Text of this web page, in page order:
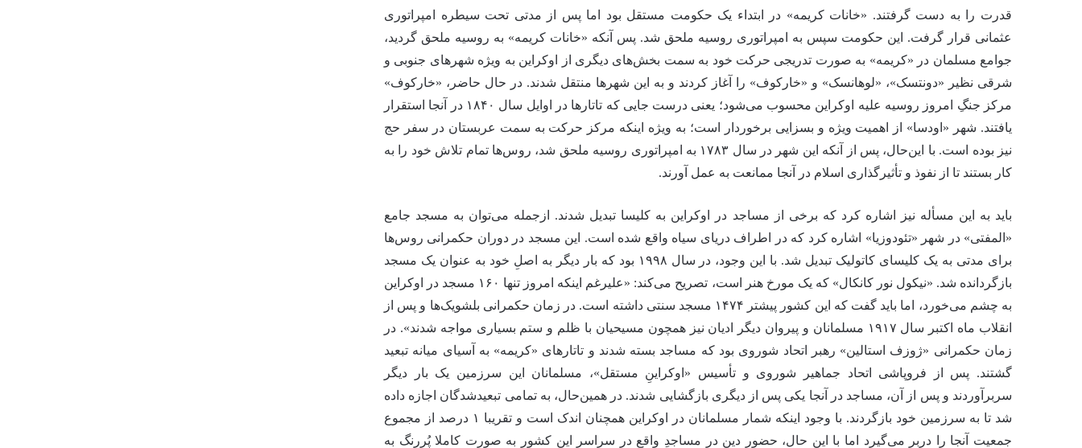
قدرت را به دست گرفتند. «خانات کریمه» در ابتداء یک حکومت مستقل بود اما پس از مدتی تحت سیطره امپراتوری
عثمانی قرار گرفت. این حکومت سپس به امپراتوری روسیه ملحق شد. پس آنکه «خانات کریمه» به روسیه ملحق گردید،
جوامع مسلمان در «کریمه» به صورت تدریجی حرکت خود به سمت بخش‌های دیگری از اوکراین به ویژه شهرهای جنوبی و
شرقی نظیر «دونتسک»، «لوهانسک» و «خارکوف» را آغاز کردند و به این شهرها منتقل شدند. در حال حاضر، «خارکوف»
مرکز جنگِ امروز روسیه علیه اوکراین محسوب می‌شود؛ یعنی درست جایی که تاتارها در اوایل سال ۱۸۴۰ در آنجا استقرار
یافتند. شهر «اودسا» از اهمیت ویژه‌ و بسزایی برخوردار است؛ به ویژه اینکه مرکز حرکت به سمت عربستان در سفر حج
نیز بوده است. با این‌حال، پس از آنکه این شهر در سال ۱۷۸۳ به امپراتوری روسیه ملحق شد، روس‌ها تمام تلاش خود را به
کار بستند تا از نفوذ و تأثیرگذاری اسلام در آنجا ممانعت به عمل آورند.
باید به این مسأله نیز اشاره کرد که برخی از مساجد در اوکراین به کلیسا تبدیل شدند. ازجمله می‌توان به مسجد جامع
«المفتی» در شهر «تئودوزیا» اشاره کرد که در اطراف دریای سیاه واقع شده است. این مسجد در دوران حکمرانی روس‌ها
برای مدتی به یک کلیسای کاتولیک تبدیل شد. با این وجود، در سال ۱۹۹۸ بود که بار دیگر به اصلِ خود به عنوان یک مسجد
بازگردانده شد. «نیکول نور کانکال» که یک مورخ هنر است، تصریح می‌کند: «علیرغم اینکه امروز تنها ۱۶۰ مسجد در اوکراین
به چشم می‌خورد، اما باید گفت که این کشور پیشتر ۱۴۷۴ مسجد سنتی داشته است. در زمان حکمرانی بلشویک‌ها و پس از
انقلاب ماه اکتبر سال ۱۹۱۷ مسلمانان و پیروان دیگر ادیان نیز همچون مسیحیان با ظلم و ستم بسیاری مواجه شدند». در
زمان حکمرانی «ژوزف استالین» رهبر اتحاد شوروی بود که مساجد بسته شدند و تاتارهای «کریمه» به آسیای میانه تبعید
گشتند. پس از فروپاشی اتحاد جماهیر شوروی و تأسیس «اوکراینِ مستقل»، مسلمانان این سرزمین یک بار دیگر
سربرآوردند و پس از آن، مساجد در آنجا یکی پس از دیگری بازگشایی شدند. در همین‎‌حال، به تمامی تبعیدشدگان اجازه داده
شد تا به سرزمین خود بازگردند. با وجود اینکه شمار مسلمانان در اوکراین همچنان اندک است و تقریبا ۱ درصد از مجموع
جمعیت آنجا را دربر می‌گیرد اما با این حال، حضورِ دین در مساجدِ واقع در سراسر این کشور به صورت کاملا پُررنگ به